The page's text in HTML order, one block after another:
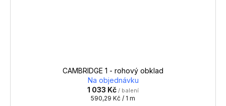
CAMBRIDGE 1 - rohový obklad
Na objednávku
1 033 Kč / balení
Měrná
590,29 Kč / 1 m